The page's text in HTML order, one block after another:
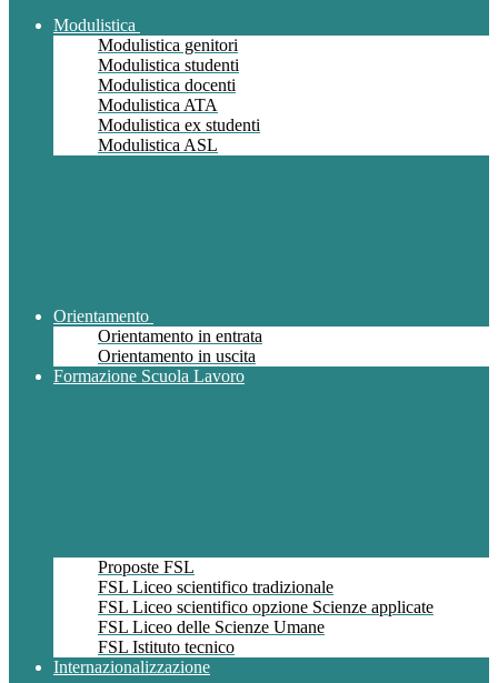
Modulistica
Modulistica genitori
Modulistica studenti
Modulistica docenti
Modulistica ATA
Modulistica ex studenti
Modulistica ASL
Orientamento
Orientamento in entrata
Orientamento in uscita
Formazione Scuola Lavoro
Proposte FSL
FSL Liceo scientifico tradizionale
FSL Liceo scientifico opzione Scienze applicate
FSL Liceo delle Scienze Umane
FSL Istituto tecnico
Internazionalizzazione